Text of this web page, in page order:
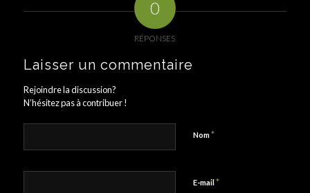
0
RÉPONSES
Laisser un commentaire
Rejoindre la discussion?
N’hésitez pas à contribuer !
Nom*
E-mail *